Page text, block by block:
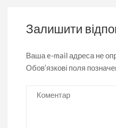
Залишити
Ваша e-mail адреса не
Обов’язкові поля
Коментар